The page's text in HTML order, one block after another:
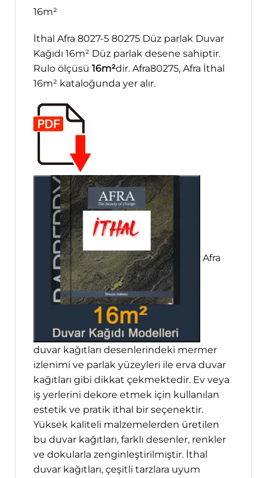
16m²
İthal Afra 8027-5 80275 Düz parlak Duvar
Kağıdı 16m² Düz parlak desene sahiptir.
Rulo ölçüsü 16m²dir. Afra80275, Afra İthal
16m² kataloğunda yer alır.
Afra
duvar kağıtları desenlerindeki mermer
izlenimi ve parlak yüzeyleri ile erva duvar
kağıtları gibi dikkat çekmektedir. Ev veya
iş yerlerini dekore etmek için kullanılan
estetik ve pratik ithal bir seçenektir.
Yüksek kaliteli malzemelerden üretilen
bu duvar kağıtları, farklı desenler, renkler
ve dokularla zenginleştirilmiştir. İthal
duvar kağıtları, çeşitli tarzlara uyum